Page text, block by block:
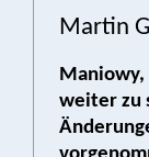
Martin
Maniowy,
weiter zu